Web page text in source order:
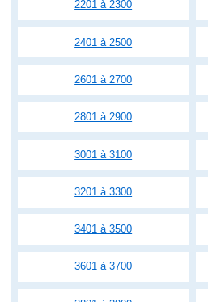
2201 à 2300
2401 à 2500
2601 à 2700
2801 à 2900
3001 à 3100
3201 à 3300
3401 à 3500
3601 à 3700